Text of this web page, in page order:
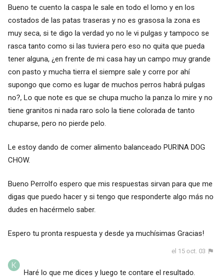
Bueno te cuento la caspa le sale en todo el lomo y en los
costados de las patas traseras y no es grasosa la zona es
muy seca, si te digo la verdad yo no le vi pulgas y tampoco se
rasca tanto como si las tuviera pero eso no quita que pueda
tener alguna, ¿en frente de mi casa hay un campo muy grande
con pasto y mucha tierra el siempre sale y corre por ahí
supongo que como es lugar de muchos perros habrá pulgas
no?, Lo que note es que se chupa mucho la panza lo mire y no
tiene granitos ni nada raro solo la tiene colorada de tanto
chuparse, pero no pierde pelo.
Le estoy dando de comer alimento balanceado PURINA DOG
CHOW.
Bueno Perrolfo espero que mis respuestas sirvan para que me
digas que puedo hacer y si tengo que responderte algo más no
dudes en hacérmelo saber.
Espero tu pronta respuesta y desde ya muchísimas Gracias!
el 15 oct. 03
Haré lo que me dices y luego te contare el resultado.